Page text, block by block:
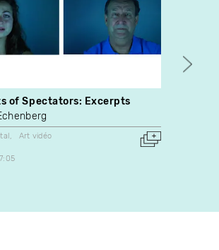
of Spectators: Excerpts
Art vidéo
7:05